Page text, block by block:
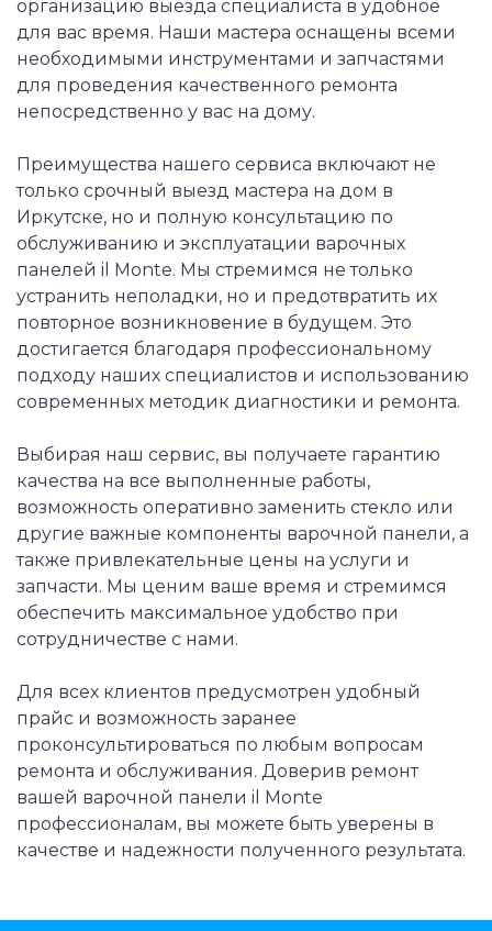
организацию выезда специалиста в удобное
для вас время. Наши мастера оснащены всеми
необходимыми инструментами и запчастями
для проведения качественного ремонта
непосредственно у вас на дому.
Преимущества нашего сервиса включают не
только срочный выезд мастера на дом в
Иркутске, но и полную консультацию по
обслуживанию и эксплуатации варочных
панелей il Monte. Мы стремимся не только
устранить неполадки, но и предотвратить их
повторное возникновение в будущем. Это
достигается благодаря профессиональному
подходу наших специалистов и использованию
современных методик диагностики и ремонта.
Выбирая наш сервис, вы получаете гарантию
качества на все выполненные работы,
возможность оперативно заменить стекло или
другие важные компоненты варочной панели, а
также привлекательные цены на услуги и
запчасти. Мы ценим ваше время и стремимся
обеспечить максимальное удобство при
сотрудничестве с нами.
Для всех клиентов предусмотрен удобный
прайс и возможность заранее
проконсультироваться по любым вопросам
ремонта и обслуживания. Доверив ремонт
вашей варочной панели il Monte
профессионалам, вы можете быть уверены в
качестве и надежности полученного результата.